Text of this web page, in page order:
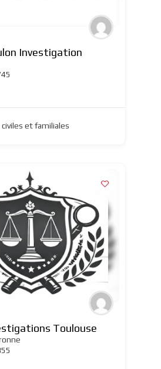
Investigation
et familiales
Toulouse